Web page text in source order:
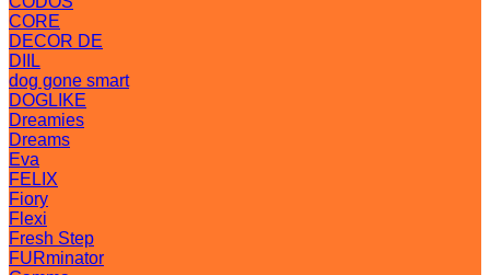
CORE
DECOR DE
DIIL
dog gone smart
DOGLIKE
Dreamies
Dreams
Eva
FELIX
Fiory
Flexi
Fresh Step
FURminator